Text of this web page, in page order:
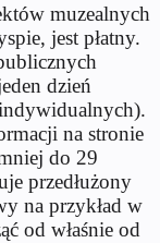
muzealnych
jest płatny.
dzień
na stronie
do 29
przedłużony
na przykład w
od właśnie od